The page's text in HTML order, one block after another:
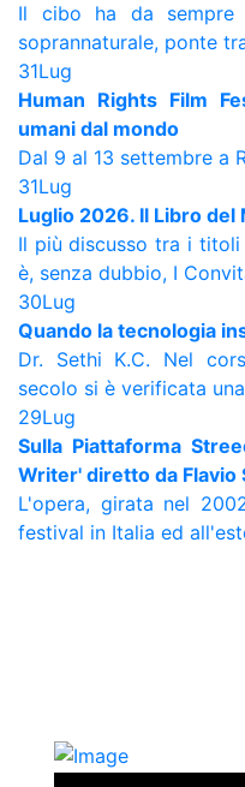
Il cibo ha da sempre
soprannaturale, ponte
31Lug
Human Rights Film
umani dal mondo
Dal 9 al 13 settembre a
31Lug
Luglio 2026. Il Libro del
Il più discusso tra i
è, senza dubbio, I
30Lug
Quando la tecnologia
Dr. Sethi K.C. Nel
secolo si è verificata
29Lug
Sulla Piattaforma
Writer' diretto da Flavio
L'opera, girata nel
festival in Italia ed